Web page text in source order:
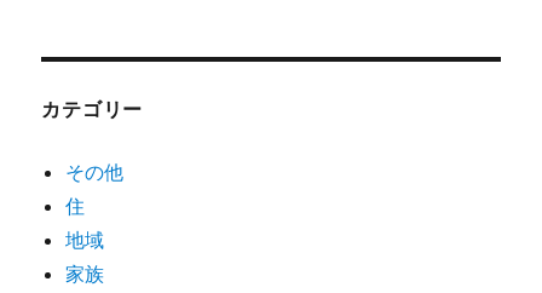
カテゴリー
その他
住
地域
家族